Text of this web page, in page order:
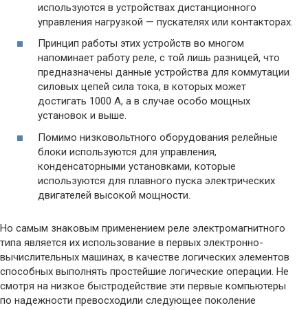
используются в устройствах дистанционного
управления нагрузкой — пускателях или контакторах.
Принцип работы этих устройств во многом
напоминает работу реле, с той лишь разницей, что
предназначены данные устройства для коммутации
силовых цепей сила тока, в которых может
достигать 1000 А, а в случае особо мощных
установок и выше.
Помимо низковольтного оборудования релейные
блоки используются для управления,
конденсаторными установками, которые
используются для плавного пуска электрических
двигателей высокой мощности.
Но самым знаковым применением реле электромагнитного
типа является их использование в первых электронно-
вычислительных машинах, в качестве логических элементов
способных выполнять простейшие логические операции. Не
смотря на низкое быстродействие эти первые компьютеры
по надежности превосходили следующее поколение